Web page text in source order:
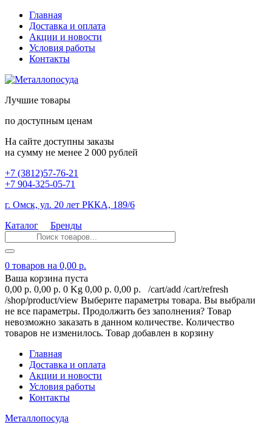
Главная
Доставка и оплата
Акции и новости
Условия работы
Контакты
Лучшие товары
по доступным ценам
На сайте доступны заказы
на сумму не менее 2 000 рублей
+7 (3812)57-76-21
+7 904-325-05-71
г. Омск, ул. 20 лет РККА, 189/6
Каталог
Бренды
0 товаров на 0,00 р.
Ваша корзина пуста
0,00 р. 0,00 р. 0 Kg 0,00 р. 0,00 р. /cart/add /cart/refresh
/shop/product/view Выберите параметры товара. Вы выбрали
не все параметры. Продолжить без заполнения? Товар
невозможно заказать в данном количестве. Количество
товаров не изменилось. Товар добавлен в корзину
Главная
Доставка и оплата
Акции и новости
Условия работы
Контакты
Металлопосуда